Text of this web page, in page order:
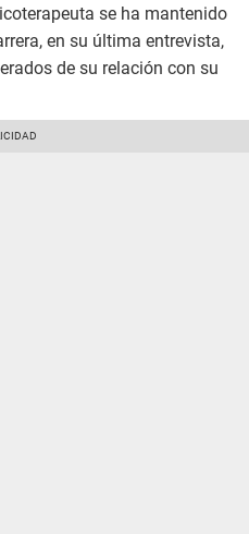
se ha mantenido
en su última entrevista,
de su relación con su